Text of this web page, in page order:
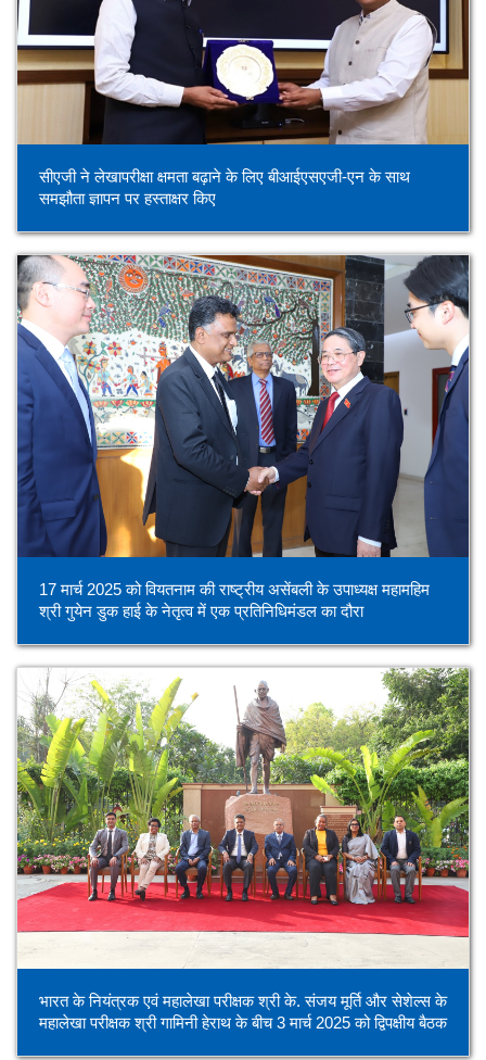
सीएजी ने लेखापरीक्षा क्षमता बढ़ाने के लिए बीआईएसएजी-एन के साथ
समझौता ज्ञापन पर हस्ताक्षर किए
17 मार्च 2025 को वियतनाम की राष्ट्रीय असेंबली के उपाध्यक्ष महामहिम
श्री गुयेन डुक हाई के नेतृत्व में एक प्रतिनिधिमंडल का दौरा
भारत के नियंत्रक एवं महालेखा परीक्षक श्री के. संजय मूर्ति और सेशेल्स के
महालेखा परीक्षक श्री गामिनी हेराथ के बीच 3 मार्च 2025 को द्विपक्षीय बैठक